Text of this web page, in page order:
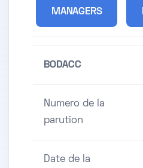
MANAGERS
BODACC
Numero de la
parution
Date de la